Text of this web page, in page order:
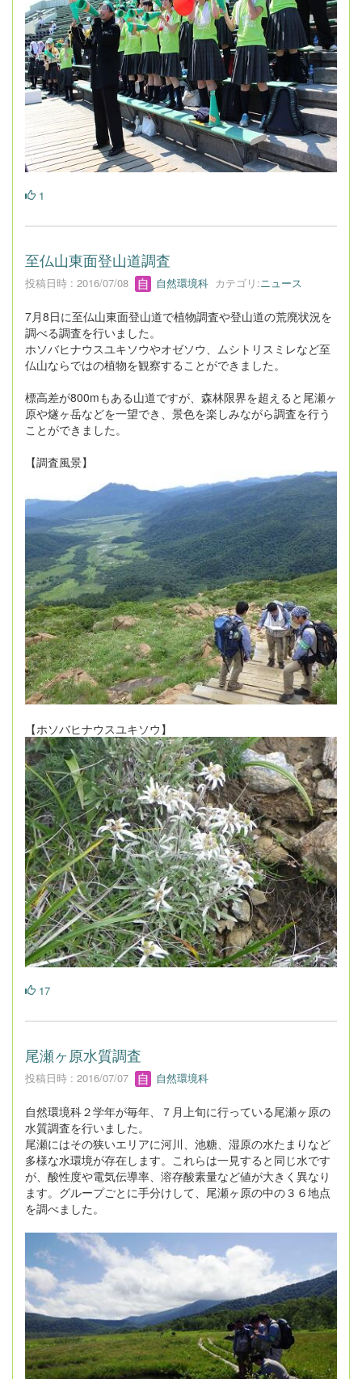
1
至仏山東面登山道調査
投稿日時 : 2016/07/08 自然環境科 カテゴリ:ニュース
7月8日に至仏山東面登山道で植物調査や登山道の荒廃状況を
調べる調査を行いました。
ホソバヒナウスユキソウやオゼソウ、ムシトリスミレなど至
仏山ならではの植物を観察することができました。
標高差が800mもある山道ですが、森林限界を超えると尾瀬ヶ
原や燧ヶ岳などを一望でき、景色を楽しみながら調査を行う
ことができました。
【調査風景】
【ホソバヒナウスユキソウ】
17
尾瀬ヶ原水質調査
投稿日時 : 2016/07/07 自然環境科
自然環境科２学年が毎年、７月上旬に行っている尾瀬ヶ原の
水質調査を行いました。
尾瀬にはその狭いエリアに河川、池糖、湿原の水たまりなど
多様な水環境が存在します。これらは一見すると同じ水です
が、酸性度や電気伝導率、溶存酸素量など値が大きく異なり
ます。グループごとに手分けして、尾瀬ヶ原の中の３６地点
を調べました。